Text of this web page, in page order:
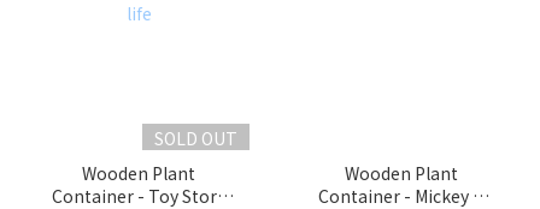
SOLD OUT
Wooden Plant
Container - Toy Story
Wooden Plant
Container - Mickey &